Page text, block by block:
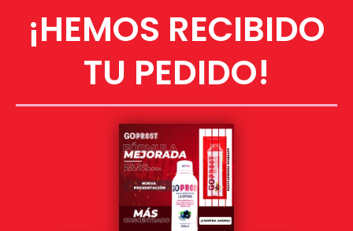
contenido¡HEMOS RECIBIDO
TU PEDIDO!